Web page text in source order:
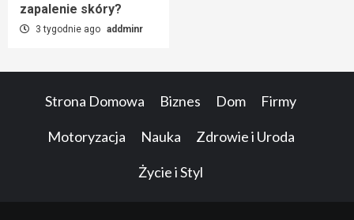
zapalenie skóry?
3 tygodnie ago addminr
Strona Domowa Biznes Dom Firmy
Motoryzacja Nauka Zdrowie i Uroda
Życie i Styl